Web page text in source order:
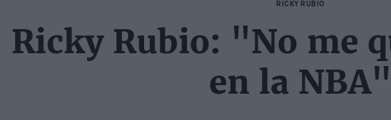
RICKY RUBIO
Ricky Rubio: "No me
en la NBA"